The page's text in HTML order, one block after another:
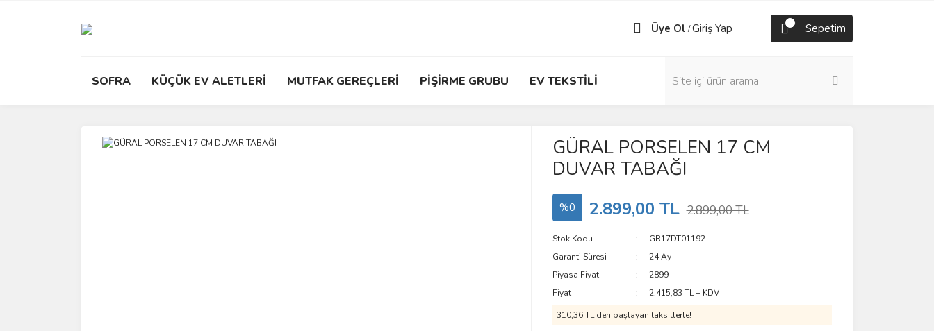
Üye Ol /Giriş Yap Sepetim
SOFRA KÜÇÜK EV ALETLERİ MUTFAK GEREÇLERİ PİŞİRME GRUBU EV TEKSTİLİ
GÜRAL PORSELEN 17 CM
DUVAR TABAĞI
%0 2.899,00 TL 2.899,00 TL
Stok Kodu
GR17DT01192
Garanti Süresi
24 Ay
Piyasa Fiyatı
2899
Fiyat
2.415,83 TL + KDV
310,36 TL den başlayan taksitlerle!